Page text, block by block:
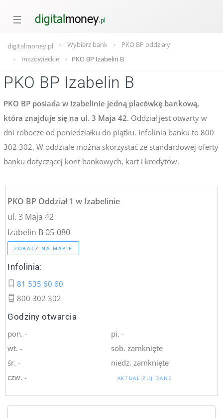
☰
digitalmoney.pl Wybierz bank
PKO BP oddziały
mazowieckie
PKO BP Izabelin B
PKO BP Izabelin B
PKO BP posiada w Izabelinie jedną placówkę bankową,
która znajduje się na ul. 3 Maja 42. Oddział jest otwarty w
dni robocze od poniedziałku do piątku. Infolinia banku to 800
302 302. W oddziale można skorzystać ze standardowej oferty
banku dotyczącej kont bankowych, kart i kredytów.
PKO BP Oddział 1 w Izabelinie
ul. 3 Maja 42
Izabelin B 05-080
ZOBACZ NA MAPIE
Infolinia:
81 535 60 60
800 302 302
Godziny otwarcia
pon. -
wt. -
śr. -
czw. -
pi. -
sob. zamknięte
niedz. zamknięte
AKTUALIZUJ DANE